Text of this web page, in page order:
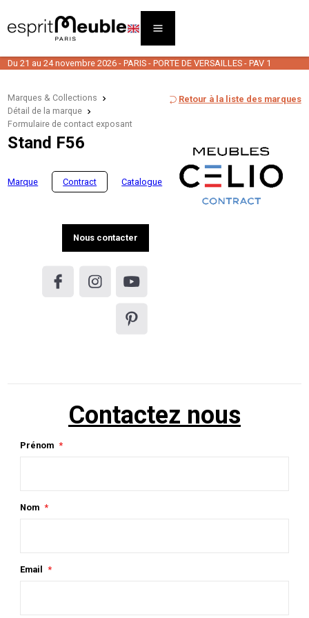
Du 21 au 24 novembre 2026 - PARIS - PORTE DE VERSAILLES - PAV 1
Marques & Collections
Détail de la marque
Formulaire de contact exposant
Retour à la liste des marques
Stand F56
Marque Contract Catalogue
Nous contacter
Contactez nous
Prénom
Nom
Email